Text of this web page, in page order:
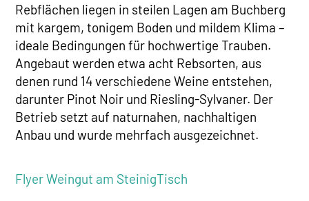
Rebflächen liegen in steilen Lagen am Buchberg
mit kargem, tonigem Boden und mildem Klima –
ideale Bedingungen für hochwertige Trauben.
Angebaut werden etwa acht Rebsorten, aus
denen rund 14 verschiedene Weine entstehen,
darunter Pinot Noir und Riesling-Sylvaner. Der
Betrieb setzt auf naturnahen, nachhaltigen
Anbau und wurde mehrfach ausgezeichnet.
Flyer Weingut am SteinigTisch